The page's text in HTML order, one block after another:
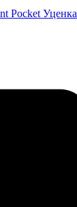
Pocket Уценка